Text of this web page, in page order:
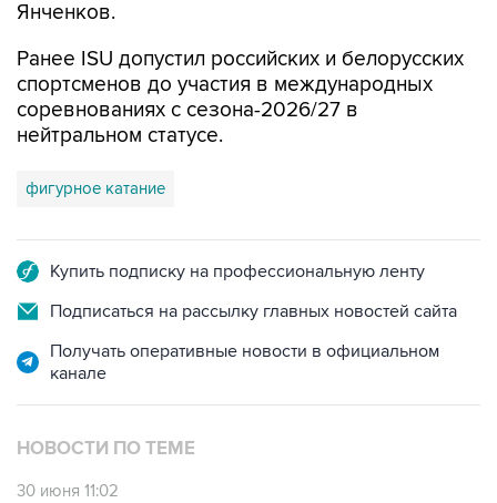
Янченков.
Ранее ISU допустил российских и белорусских
спортсменов до участия в международных
соревнованиях с сезона-2026/27 в
нейтральном статусе.
фигурное катание
Купить подписку на профессиональную ленту
Подписаться на рассылку главных новостей сайта
Получать оперативные новости в официальном
канале
НОВОСТИ ПО ТЕМЕ
30 июня 11:02